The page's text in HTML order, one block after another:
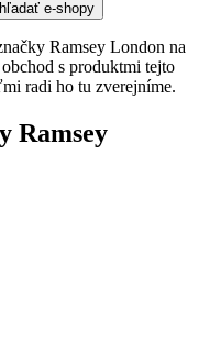
Ramsey London na
s produktmi tejto
radi ho tu zverejníme.
Ramsey